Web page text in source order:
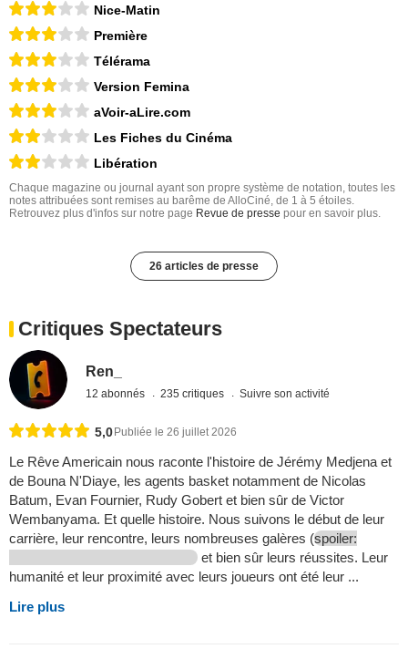
Nice-Matin
Première
Télérama
Version Femina
aVoir-aLire.com
Les Fiches du Cinéma
Libération
Chaque magazine ou journal ayant son propre système de notation, toutes les
notes attribuées sont remises au barême de AlloCiné, de 1 à 5 étoiles.
Retrouvez plus d'infos sur notre page Revue de presse pour en savoir plus.
26 articles de presse
Critiques Spectateurs
Ren_
12 abonnés 235 critiques Suivre son activité
5,0Publiée le 26 juillet 2026
Le Rêve Americain nous raconte l'histoire de Jérémy Medjena et
de Bouna N'Diaye, les agents basket notamment de Nicolas
Batum, Evan Fournier, Rudy Gobert et bien sûr de Victor
Wembanyama. Et quelle histoire. Nous suivons le début de leur
carrière, leur rencontre, leurs nombreuses galères (spoiler:
et bien sûr leurs réussites. Leur
humanité et leur proximité avec leurs joueurs ont été leur ...
Lire plus